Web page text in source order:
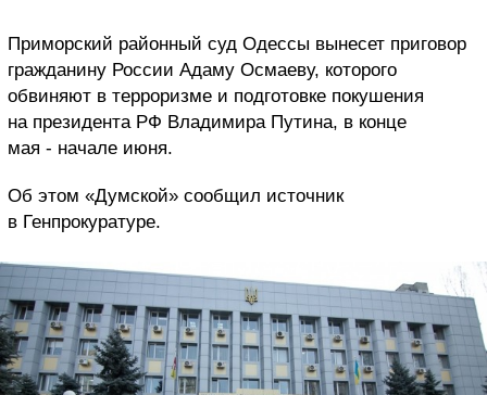
Приморский районный суд Одессы вынесет приговор
гражданину России Адаму Осмаеву, которого
обвиняют в терроризме и подготовке покушения
на президента РФ Владимира Путина, в конце
мая - начале июня.
Об этом «Думской» сообщил источник
в Генпрокуратуре.